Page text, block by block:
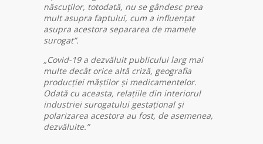
născuților, totodată, nu se gândesc prea
mult asupra faptului, cum a influențat
asupra acestora separarea de mamele
surogat”.
„Covid-19 a dezvăluit publicului larg mai
multe decât orice altă criză, geografia
producției măștilor și medicamentelor.
Odată cu aceasta, relațiile din interiorul
industriei surogatului gestațional și
polarizarea acestora au fost, de asemenea,
dezvăluite.”